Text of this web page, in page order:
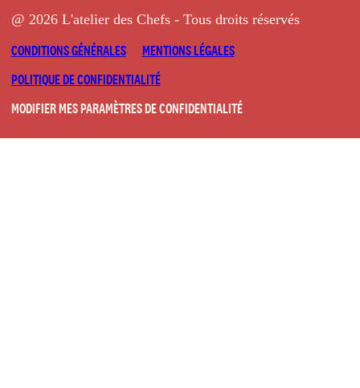
@ 2026 L'atelier des Chefs - Tous droits réservés
CONDITIONS GÉNÉRALES
MENTIONS LÉGALES
POLITIQUE DE CONFIDENTIALITÉ
MODIFIER MES PARAMÈTRES DE CONFIDENTIALITÉ